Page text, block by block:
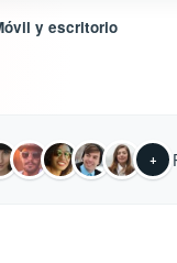
y escritorio
+